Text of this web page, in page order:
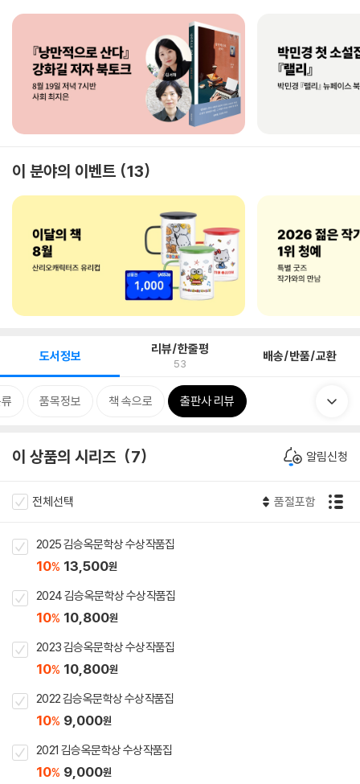
이 분야의 이벤트 13
도서정보 리뷰/한줄평
53 배송/반품/교환
품목정보 책 속으로 출판사 리뷰
이 상품의 시리즈 7 알림신청
전체선택 품절포함
2025 김승옥문학상 수상작품집
10% 13,500원
2024 김승옥문학상 수상작품집
10% 10,800원
2023 김승옥문학상 수상작품집
10% 10,800원
2022 김승옥문학상 수상작품집
10% 9,000원
2021 김승옥문학상 수상작품집
10% 9,000원